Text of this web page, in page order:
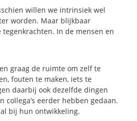
nieuws
willen we intrinsiek wel
worden. Maar blijkbaar
tegenkrachten. In de mensen en
graag de ruimte om zelf te
fouten te maken, iets te
daarbij ook dezelfde dingen
collega’s eerder hebben gedaan.
bij hun ontwikkeling.